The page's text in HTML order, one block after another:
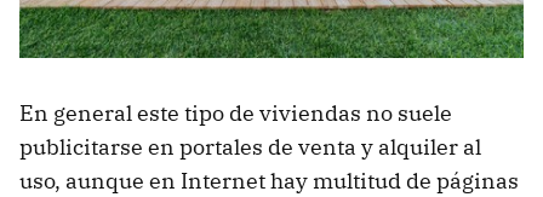
En general este tipo de viviendas no suele
publicitarse en portales de venta y alquiler al
uso, aunque en Internet hay multitud de páginas